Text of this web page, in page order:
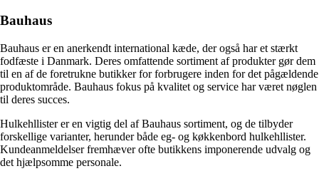
Bauhaus
Bauhaus er en anerkendt international kæde, der også har et stærkt
fodfæste i Danmark. Deres omfattende sortiment af produkter gør dem
til en af ​​de foretrukne butikker for forbrugere inden for det pågældende
produktområde. Bauhaus fokus på kvalitet og service har været nøglen
til deres succes.
Hulkehllister er en vigtig del af Bauhaus sortiment, og de tilbyder
forskellige varianter, herunder både eg- og køkkenbord hulkehllister.
Kundeanmeldelser fremhæver ofte butikkens imponerende udvalg og
det hjælpsomme personale.